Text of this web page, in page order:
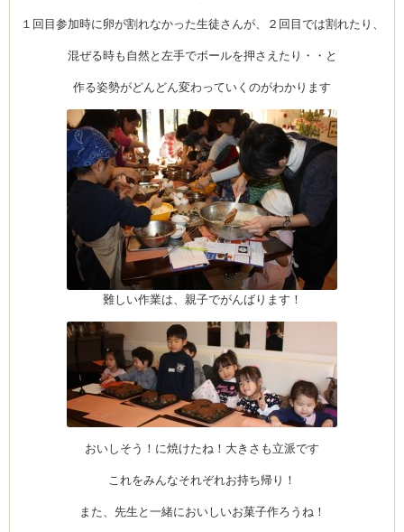
１回目参加時に卵が割れなかった生徒さんが、２回目では割れたり、
混ぜる時も自然と左手でボールを押さえたり・・と
作る姿勢がどんどん変わっていくのがわかります
難しい作業は、親子でがんばります！
おいしそう！に焼けたね！大きさも立派です
これをみんなそれぞれお持ち帰り！
また、先生と一緒においしいお菓子作ろうね！